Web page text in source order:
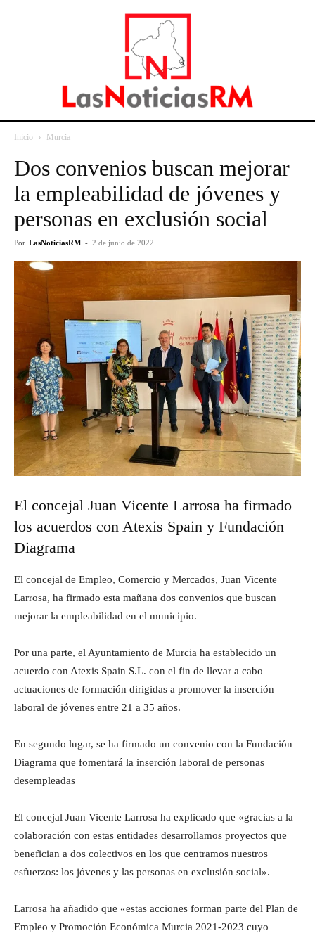
Inicio Murcia
Dos convenios buscan mejorar
la empleabilidad de jóvenes y
personas en exclusión social
Por LasNoticiasRM - 2 de junio de 2022
El concejal Juan Vicente Larrosa ha firmado
los acuerdos con Atexis Spain y Fundación
Diagrama
El concejal de Empleo, Comercio y Mercados, Juan Vicente
Larrosa, ha firmado esta mañana dos convenios que buscan
mejorar la empleabilidad en el municipio.
Por una parte, el Ayuntamiento de Murcia ha establecido un
acuerdo con Atexis Spain S.L. con el fin de llevar a cabo
actuaciones de formación dirigidas a promover la inserción
laboral de jóvenes entre 21 a 35 años.
En segundo lugar, se ha firmado un convenio con la Fundación
Diagrama que fomentará la inserción laboral de personas
desempleadas
El concejal Juan Vicente Larrosa ha explicado que «gracias a la
colaboración con estas entidades desarrollamos proyectos que
benefician a dos colectivos en los que centramos nuestros
esfuerzos: los jóvenes y las personas en exclusión social».
Larrosa ha añadido que «estas acciones forman parte del Plan de
Empleo y Promoción Económica Murcia 2021-2023 cuyo